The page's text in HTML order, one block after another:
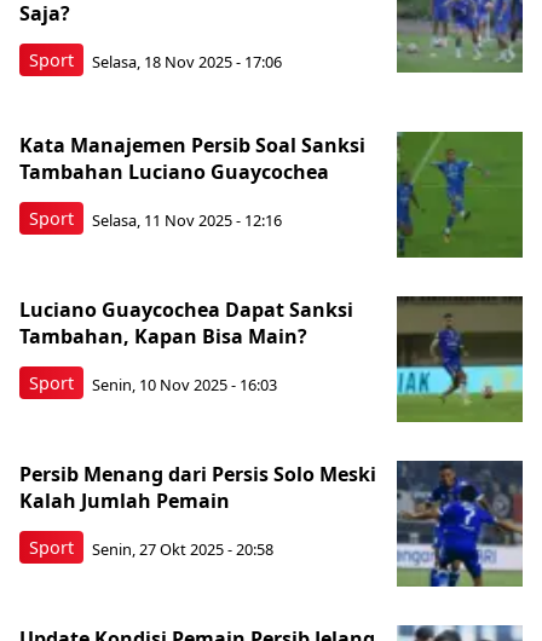
Sport
Saja?
Selasa, 18 Nov 2025 - 17:06
Sport
Kata Manajemen Persib Soal Sanksi
Tambahan Luciano Guaycochea
Selasa, 11 Nov 2025 - 12:16
Sport
Luciano Guaycochea Dapat Sanksi
Tambahan, Kapan Bisa Main?
Senin, 10 Nov 2025 - 16:03
Sport
Persib Menang dari Persis Solo Meski
Kalah Jumlah Pemain
Senin, 27 Okt 2025 - 20:58